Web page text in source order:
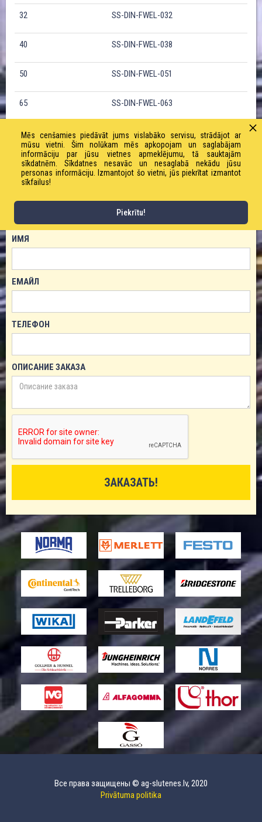
32 SS-DIN-FWEL-032
40 SS-DIN-FWEL-038
50 SS-DIN-FWEL-051
65 SS-DIN-FWEL-063
80 SS-DIN-FWEL-075
100 SS-DIN-FWEL-102*
ИМЯ
ЕМАЙЛ
ТЕЛЕФОН
ОПИСАНИЕ ЗАКАЗА
Все права защищены © ag-slutenes.lv, 2020
Privātuma politika
Mēs cenšamies piedāvāt jums vislabāko servisu, strādājot ar
mūsu vietni. Šim nolūkam mēs apkopojam un saglabājam
informāciju par jūsu vietnes apmeklējumu, tā sauktajām
sīkdatnēm. Sīkdatnes nesavāc un nesaglabā nekādu jūsu
personas informāciju. Izmantojot šo vietni, jūs piekrītat izmantot
sīkfailus!
Piekrītu!